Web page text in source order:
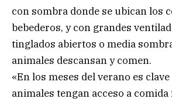
con sombra donde se ubican los
bebederos, y con grandes
tinglados abiertos o media
animales descansan y comen.
«En los meses del verano es
animales tengan acceso a comida